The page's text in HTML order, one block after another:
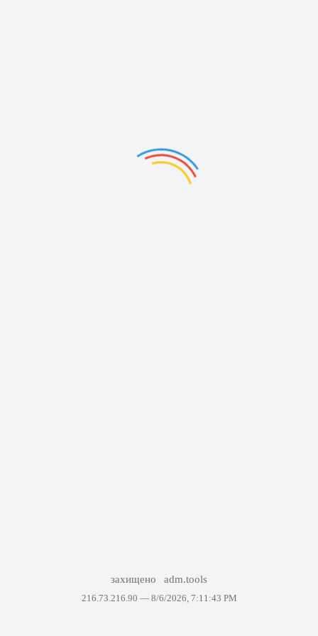
захищено adm.tools
216.73.216.90 — 8/6/2026, 7:11:43 PM